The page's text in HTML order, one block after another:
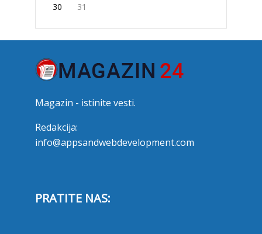
30 31
Magazin - istinite vesti.
Redakcija:
info@appsandwebdevelopment.com
PRATITE NAS: